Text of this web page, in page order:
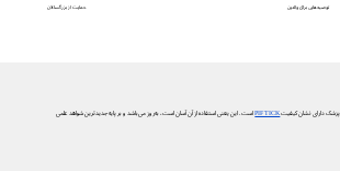
حمایت از بزرگسالان توصیه‌هایی برای والدین
دارای نشان کیفیتPIF TICKاست. این یعنی استفاده از آن آسان است، به‌روز می‌باشد و بر پایه جدیدترین شواهد علمی